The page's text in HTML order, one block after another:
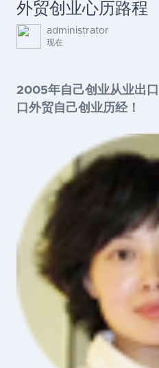
外贸创业心历路程
administrator
现在
2005年自己创业从业出
口外贸自己创业历经！